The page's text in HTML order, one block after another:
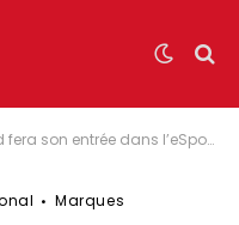
entrée dans l’eSport à l’occasion du salon du jeu vidéo Gamescom
Marques